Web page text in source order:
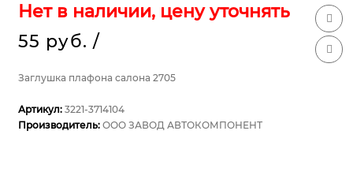
Нет в наличии, цену уточнять
55 руб. /
Заглушка плафона салона 2705
Артикул: 3221-3714104
Производитель: ООО ЗАВОД АВТОКОМПОНЕНТ